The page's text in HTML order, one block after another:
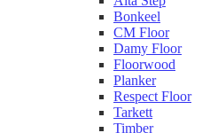
Bonkeel
CM Floor
Damy Floor
Floorwood
Planker
Respect Floor
Tarkett
Timber